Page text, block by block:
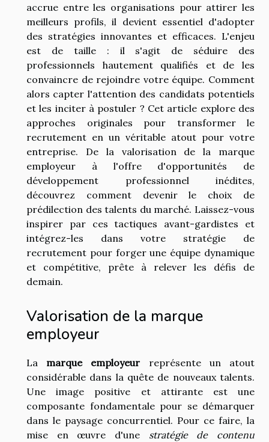
accrue entre les organisations pour attirer les
meilleurs profils, il devient essentiel d'adopter
des stratégies innovantes et efficaces. L'enjeu
est de taille : il s'agit de séduire des
professionnels hautement qualifiés et de les
convaincre de rejoindre votre équipe. Comment
alors capter l'attention des candidats potentiels
et les inciter à postuler ? Cet article explore des
approches originales pour transformer le
recrutement en un véritable atout pour votre
entreprise. De la valorisation de la marque
employeur à l'offre d'opportunités de
développement professionnel inédites,
découvrez comment devenir le choix de
prédilection des talents du marché. Laissez-vous
inspirer par ces tactiques avant-gardistes et
intégrez-les dans votre stratégie de
recrutement pour forger une équipe dynamique
et compétitive, prête à relever les défis de
demain.
Valorisation de la marque
employeur
La marque employeur représente un atout
considérable dans la quête de nouveaux talents.
Une image positive et attirante est une
composante fondamentale pour se démarquer
dans le paysage concurrentiel. Pour ce faire, la
mise en œuvre d'une stratégie de contenu